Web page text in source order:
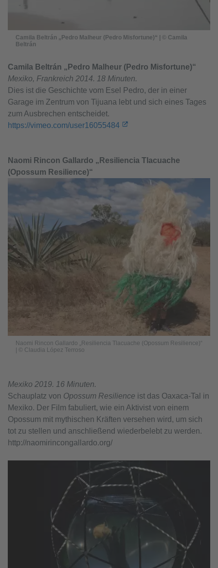
Camila Beltrán „Pedro Malheur (Pedro Misfortune)“ | © Camila
Beltrán
Camila Beltrán „Pedro Malheur (Pedro Misfortune)“
Mexiko, Frankreich 2014. 18 Minuten.
Dies ist die Geschichte vom Esel Pedro, der in einer
Garage im Zentrum von Tijuana lebt und sich eines Tages
zum Ausbrechen entscheidet.
https://vimeo.com/user16055484
Naomi Rincon Gallardo „Resiliencia Tlacuache
(Opossum Resilience)“
Naomi Rincon Gallardo „Resiliencia Tlacuache (Opossum Resilience)“
| © Claudia López Terroso
Mexiko 2019. 16 Minuten.
Schauplatz von Opossum Resilience ist das Oaxaca-Tal in
Mexiko. Der Film fabuliert, wie ein Aktivist von einem
Opossum mit mythischen Kräften versehen wird, um sich
tot zu stellen und anschließend wiederbelebt zu werden.
http://naomirincongallardo.org/